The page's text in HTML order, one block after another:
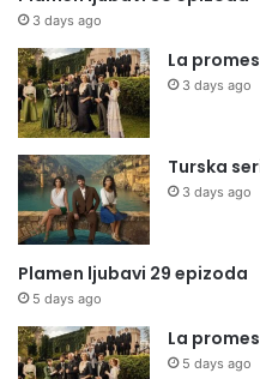
3 days ago
La
3 days ago
Turska
3 days ago
Plamen ljubavi 29 epizoda
5 days ago
La
5 days ago